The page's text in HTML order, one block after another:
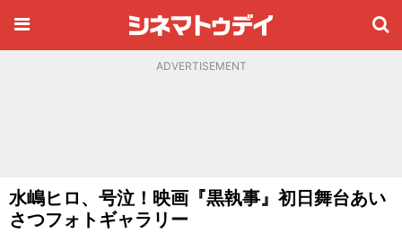
ADVERTISEMENT
水嶋ヒロ、号泣！映画『黒執事』初日舞台あい
さつフォトギャラリー